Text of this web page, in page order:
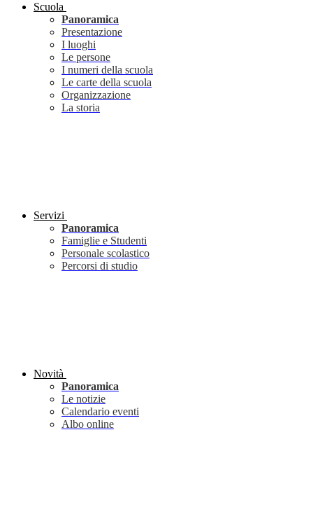
Scuola
Panoramica
Presentazione
I luoghi
Le persone
I numeri della scuola
Le carte della scuola
Organizzazione
La storia
Servizi
Panoramica
Famiglie e Studenti
Personale scolastico
Percorsi di studio
Novità
Panoramica
Le notizie
Calendario eventi
Albo online